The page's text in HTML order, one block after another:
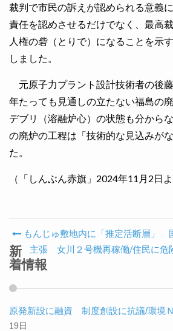
裁判で市民の訴えが認められる意義
責任を認めさせるだけでなく、最高
人権の砦（とりで）になることを示
しました。
元原子力プラント設計技術者の後
年たっても見通しの立たない福島の
デブリ（溶融炉心）の状態も分から
の廃炉の工程は「技術的な見込みが
た。
（「しんぶん赤旗」2024年11月2日よ
Post navigation
もんじゅ敷地内に「推定活断層」
主張 女川２号機再稼働/住民に危
新
着情報
原発新設に融資 制度創設に抗議/環境
19日